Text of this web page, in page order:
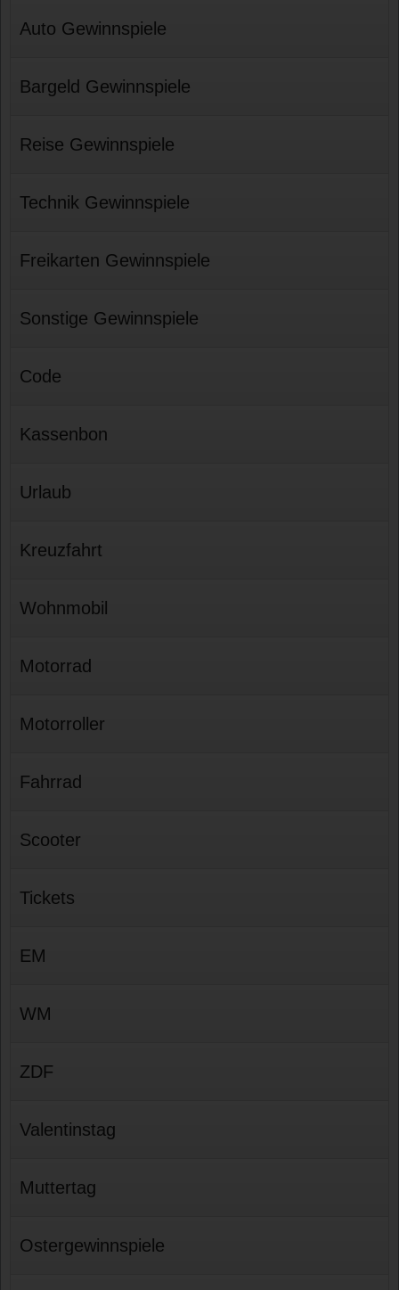
Auto Gewinnspiele
Bargeld Gewinnspiele
Reise Gewinnspiele
Technik Gewinnspiele
Freikarten Gewinnspiele
Sonstige Gewinnspiele
Code
Kassenbon
Urlaub
Kreuzfahrt
Wohnmobil
Motorrad
Motorroller
Fahrrad
Scooter
Tickets
EM
WM
ZDF
Valentinstag
Muttertag
Ostergewinnspiele